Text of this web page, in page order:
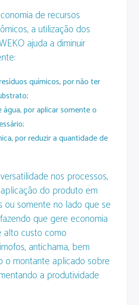
de recursos
a utilização dos
ajuda a diminuir
químicos, por não ter
por aplicar somente o
por reduzir a quantidade de
nos processos,
do produto em
ou somente no lado que se
que gere economia
custo como
antichama, bem
o montante aplicado sobre
a produtividade